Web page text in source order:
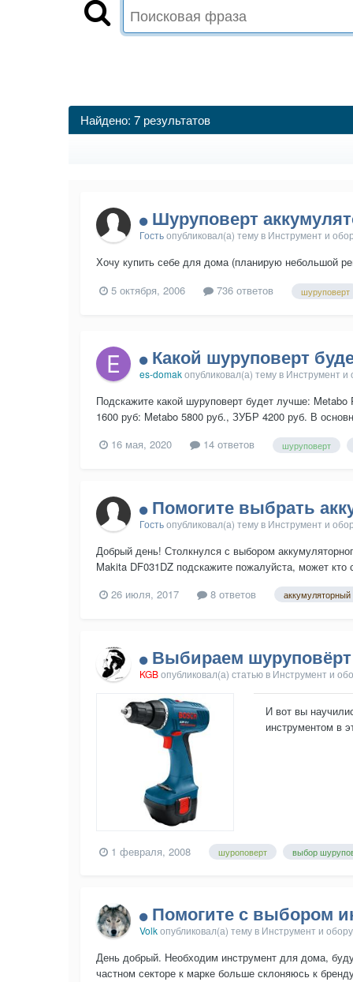
Найдено: 7 результатов
Шуруповерт
Гостьопубликовал(а) тему в Инструмент и
Хочу купить себе для дома (планирую небольшой
5 октября, 2006
736 ответов шуруповерт
Какой шуруповерт
es-domakопубликовал(а) тему в Инструмент и
Подскажите какой шуруповерт будет лучше:
1600 руб: Metabo 5800 руб., ЗУБР 4200 руб. В
16 мая, 2020
14 ответов шуруповерт
Помогите выбрать
Гостьопубликовал(а) тему в Инструмент и
Добрый день! Столкнулся с выбором
Makita DF031DZ подскажите пожалуйста, может кто
26 июля, 2017
8 ответов
Выбираем шуруповёрт
KGBопубликовал(а) статью в Инструмент и
И вот вы
инструментом в
1 февраля, 2008 шуроповерт выбор
Помогите с выбором
Volkопубликовал(а) тему в Инструмент и
День добрый. Необходим инструмент для дома,
частном секторе к марке больше склоняюсь к